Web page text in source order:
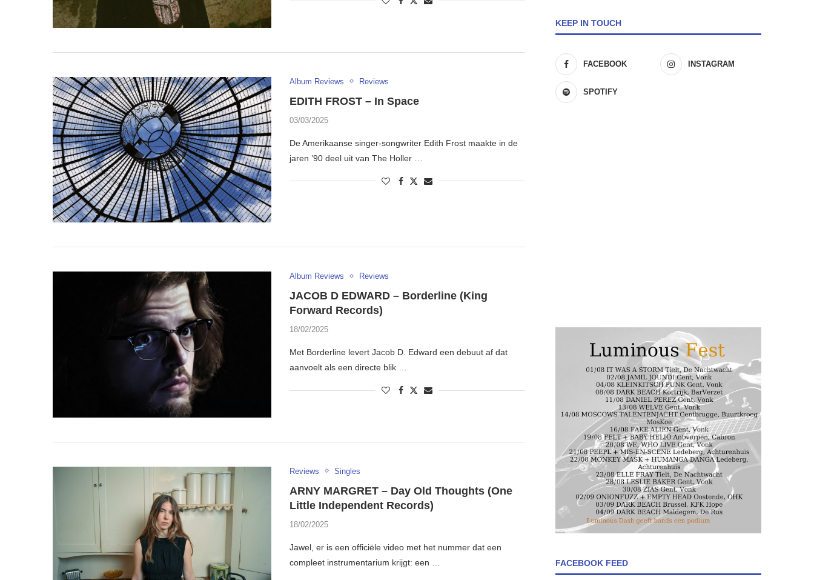
Album Reviews Reviews
EDITH FROST – In Space
03/03/2025
De Amerikaanse singer-songwriter Edith Frost maakte in de
jaren ’90 deel uit van The Holler …
Album Reviews Reviews
JACOB D EDWARD – Borderline (King
Forward Records)
18/02/2025
Met Borderline levert Jacob D. Edward een debuut af dat
aanvoelt als een directe blik …
Reviews Singles
ARNY MARGRET – Day Old Thoughts (One
Little Independent Records)
18/02/2025
Jawel, er is een officiële video met het nummer dat een
compleet instrumentarium krijgt: een …
KEEP IN TOUCH
FACEBOOK INSTAGRAM
SPOTIFY
FACEBOOK FEED